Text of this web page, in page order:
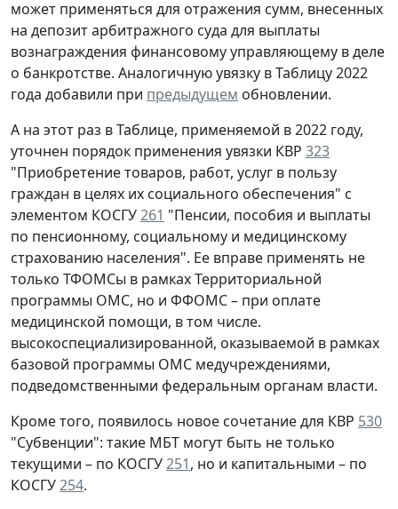
может применяться для отражения сумм, внесенных
на депозит арбитражного суда для выплаты
вознаграждения финансовому управляющему в деле
о банкротстве. Аналогичную увязку в Таблицу 2022
года добавили при предыдущем обновлении.
А на этот раз в Таблице, применяемой в 2022 году,
уточнен порядок применения увязки КВР 323
"Приобретение товаров, работ, услуг в пользу
граждан в целях их социального обеспечения" с
элементом КОСГУ261 "Пенсии, пособия и выплаты
по пенсионному, социальному и медицинскому
страхованию населения". Ее вправе применять не
только ТФОМСы в рамках Территориальной
программы ОМС, но и ФФОМС – при оплате
медицинской помощи, в том числе.
высокоспециализированной, оказываемой в рамках
базовой программы ОМС медучреждениями,
подведомственными федеральным органам власти.
Кроме того, появилось новое сочетание для КВР 530
"Субвенции": такие МБТ могут быть не только
текущими – по КОСГУ251, но и капитальными – по
КОСГУ254.